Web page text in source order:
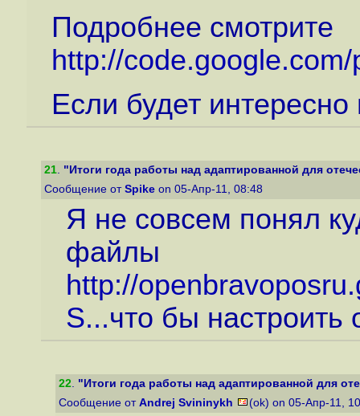
Подробнее смотрите
http://
Если будет
21. "Итоги года работы над адаптированной для
Сообщение от Spike on 05-Апр-11, 08:48
Я не совсем понял
файлы
http://
S...что бы настроить
22. "Итоги года работы над адаптированной для
Сообщение от Andrej Svininykh (ok) on 05-Апр-11,